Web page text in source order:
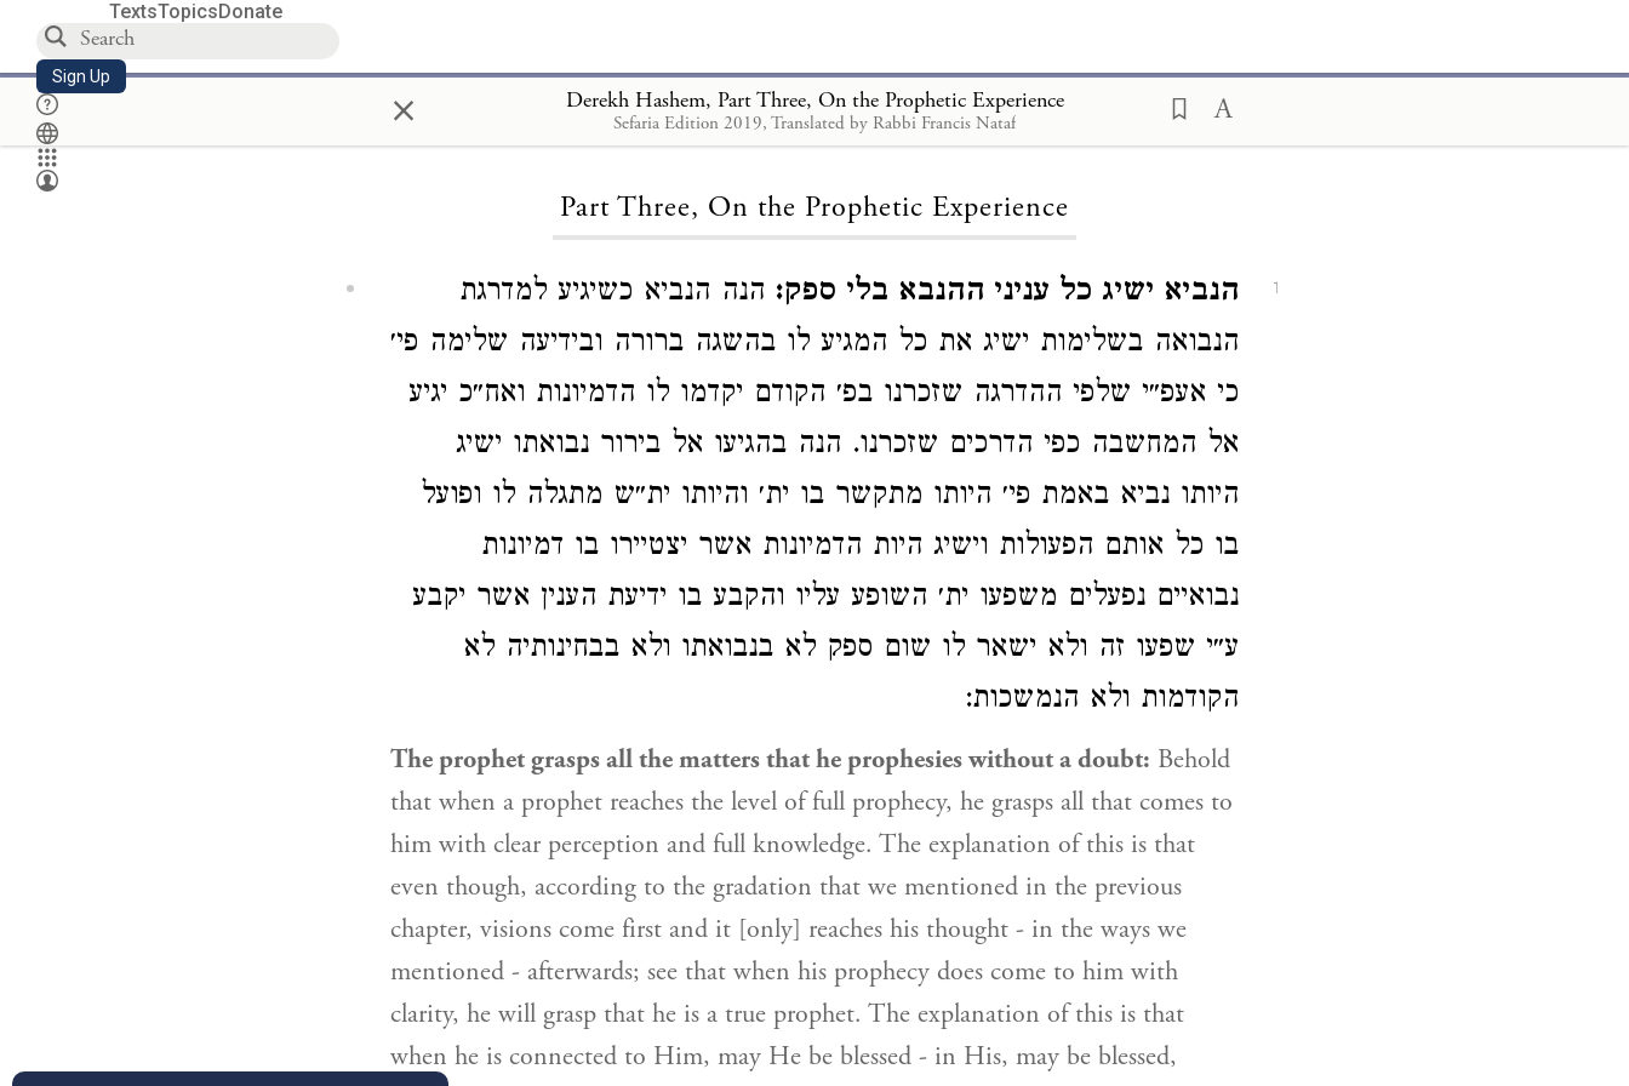
TextsTopicsDonate
Sign Up × Derekh Hashem, Part Three, On the Prophetic Experience
Sefaria Edition 2019, Translated by Rabbi Francis Nataf
Loading...
Part Three, On the Prophetic Experience
1 הנביא ישיג כל עניני ההנבא בלי ספק: הנה הנביא כשיגיע למדרגת
כי אעפ״י שלפי ההדרגה שזכרנו בפ׳‎ הקודם יקדמו לו הדמיונות ואח״כ יגיע
אל המחשבה כפי הדרכים שזכרנו. הנה בהגיעו אל בירור נבואתו ישיג
היותו נביא באמת פי׳‎ היותו מתקשר בו ית׳‎ והיותו ית״ש מתגלה לו ופועל
בו כל אותם הפעולות וישיג היות הדמיונות אשר יצטיירו בו דמיונות
נבואיים נפעלים משפעו ית׳‎ השופע עליו והקבע בו ידיעת הענין אשר יקבע
ע״י שפעו זה ולא ישאר לו שום ספק לא בנבואתו ולא בבחינותיה לא
הקודמות ולא הנמשכות:
The prophet grasps all the matters that he prophesies without a doubt: Behold
that when a prophet reaches the level of full prophecy, he grasps all that comes to
him with clear perception and full knowledge. The explanation of this is that
even though, according to the gradation that we mentioned in the previous
chapter, visions come first and it [only] reaches his thought - in the ways we
mentioned - afterwards; see that when his prophecy does come to him with
clarity, he will grasp that he is a true prophet. The explanation of this is that
when he is connected to Him, may He be blessed - in His, may be blessed,